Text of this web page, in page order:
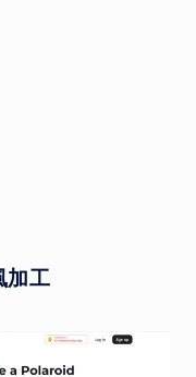
加工